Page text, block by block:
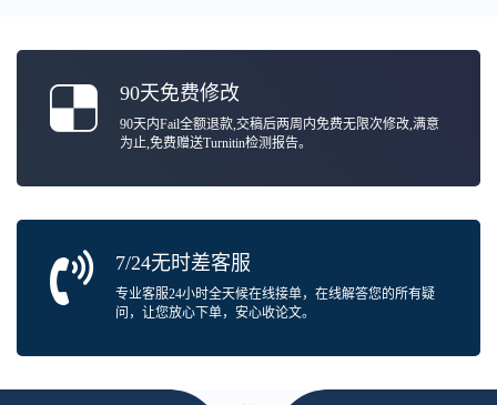
90天免费修改
90天内Fail全额退款,交稿后两周内免费无限次修改,满意
为止,免费赠送Turnitin检测报告。
7/24无时差客服
专业客服24小时全天候在线接单，在线解答您的所有疑
问，让您放心下单，安心收论文。